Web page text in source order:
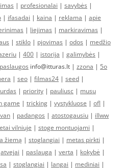
| profesionalai | savybės |
| ifasadai | kaina | reklama | apie
| liejimas | markiravimas |
| stiklo | pjovimas | odos | medžio
| 400 | istorija | galimybės |
info@itturas.lt | zzona | 5o
| seo | filmas24 | seed |
| priority | pauliusc | musu
game | tricking | vystykluose | ofl |
| padangos | atostogausiu | illww
vilniuje | stoge montuojami |
žiemą | stoglangiai | metas pirkti |
atvejai | paslauga | verta | kokybė |
| stoglangiai | langai | mediniai |